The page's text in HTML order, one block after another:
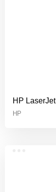
HP
HP